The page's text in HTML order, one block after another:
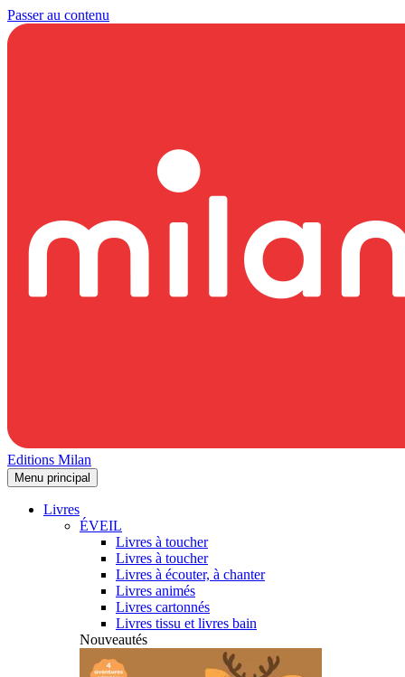
Passer au contenu
Editions Milan
Menu principal
Livres
ÉVEIL
Livres à toucher
Livres à toucher
Livres à écouter, à chanter
Livres animés
Livres cartonnés
Livres tissu et livres bain
Nouveautés